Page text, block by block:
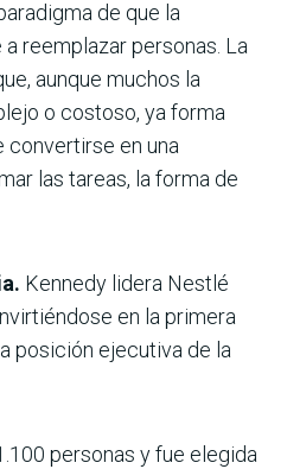
de que la
reemplazar personas. La
aunque muchos la
o costoso, ya forma
convertirse en una
las tareas, la forma de
Kennedy lidera Nestlé
en la primera
posición ejecutiva de la
personas y fue elegida